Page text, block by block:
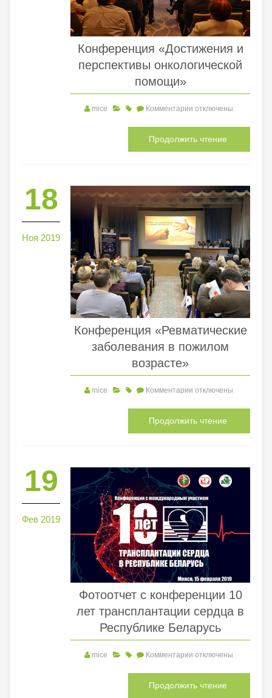
Конференция «Достижения и
перспективы онкологической
помощи»
mice Комментарии отключены
Продолжить чтение
18
Ноя 2019
Конференция «Ревматические
заболевания в пожилом
возрасте»
mice Комментарии отключены
Продолжить чтение
19
Фев 2019
Фотоотчет с конференции 10
лет трансплантации сердца в
Республике Беларусь
mice Комментарии отключены
Продолжить чтение